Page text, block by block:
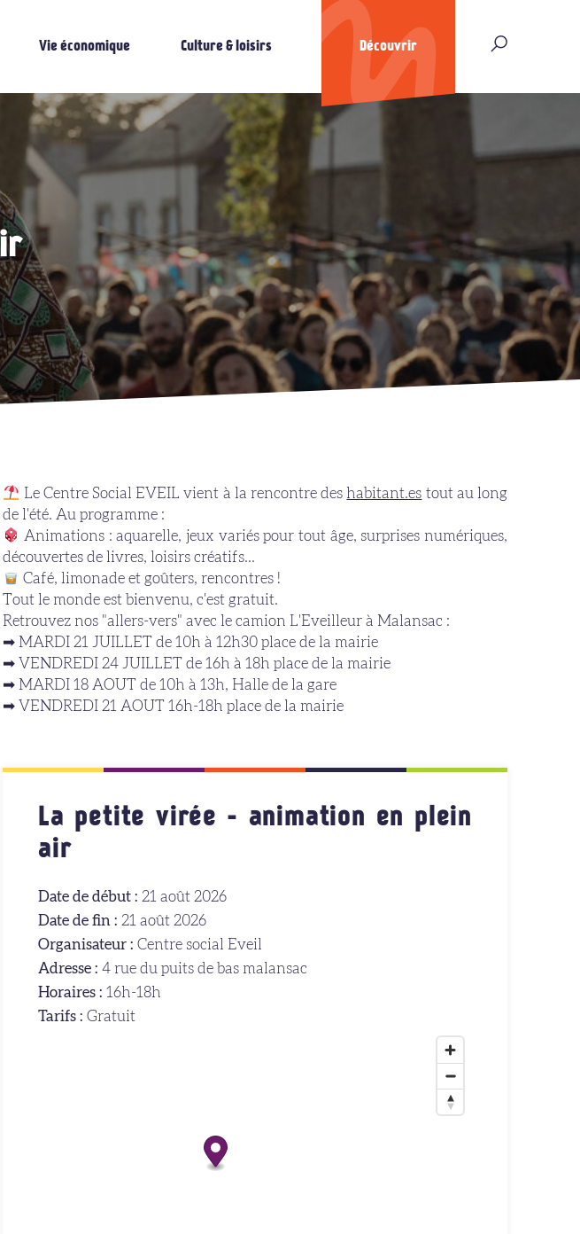
Vie économique Culture & loisirs Découvrir
Le Centre Social EVEIL vient à la rencontre des habitant.es tout au long
de l'été. Au programme :
Animations : aquarelle, jeux variés pour tout âge, surprises numériques,
découvertes de livres, loisirs créatifs...
Café, limonade et goûters, rencontres !
Tout le monde est bienvenu, c'est gratuit.
Retrouvez nos "allers-vers" avec le camion L'Eveilleur à Malansac :
➡ MARDI 21 JUILLET de 10h à 12h30 place de la mairie
➡ VENDREDI 24 JUILLET de 16h à 18h place de la mairie
➡ MARDI 18 AOUT de 10h à 13h, Halle de la gare
➡ VENDREDI 21 AOUT 16h-18h place de la mairie
La petite virée - animation en plein
air
Date de début : 21 août 2026
Date de fin : 21 août 2026
Organisateur : Centre social Eveil
Adresse : 4 rue du puits de bas malansac
Horaires : 16h-18h
Tarifs : Gratuit